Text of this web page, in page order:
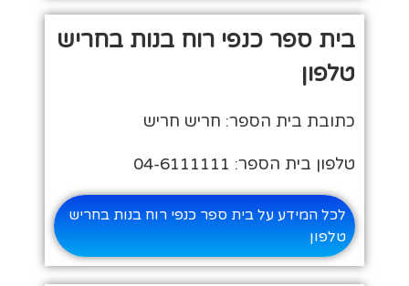
בית ספר כנפי רוח בנות בחריש
טלפון
כתובת בית הספר: חריש חריש
טלפון בית הספר: 04-6111111
לכל המידע על בית ספר כנפי רוח בנות בחריש
טלפון